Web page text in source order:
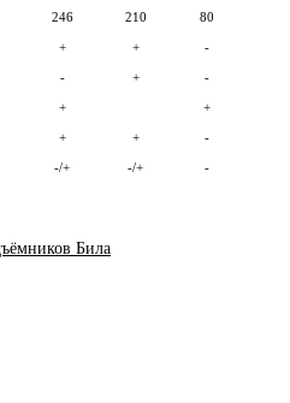
246 210 80
+ + -
- + -
+ +
+ + -
-/+ -/+ -
Била